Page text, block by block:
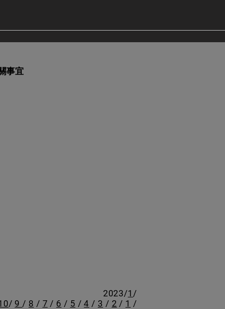
事宜
2023/1 /
/ 9 / 8 / 7 / 6 / 5 /4 / 3 / 2 / 1 /